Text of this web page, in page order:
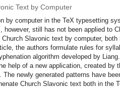
Text by Computer
by computer in the TeX typesetting
however, still has not been applied to
Slavonic text by computer,
the authors formulate rules for
algorithm developed by
help of a new application, created by
newly generated patterns have
Church Slavonic text both in the